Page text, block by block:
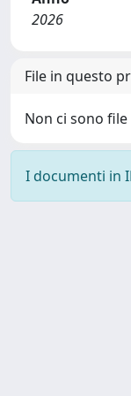
2026
File in questo
Non ci sono
I documenti in